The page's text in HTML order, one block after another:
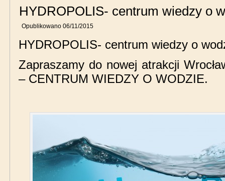
HYDROPOLIS- centrum wiedzy o
Opublikowano 06/11/2015
HYDROPOLIS- centrum wiedzy o
Zapraszamy do nowej atrakcji
– CENTRUM WIEDZY O WODZIE.